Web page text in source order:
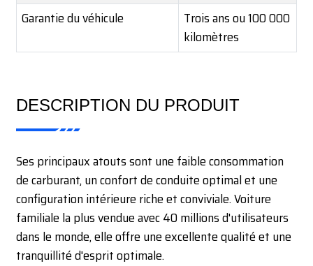
Garantie du véhicule
Trois ans ou 100 000
kilomètres
DESCRIPTION DU PRODUIT
Ses principaux atouts sont une faible consommation
de carburant, un confort de conduite optimal et une
configuration intérieure riche et conviviale. Voiture
familiale la plus vendue avec 40 millions d'utilisateurs
dans le monde, elle offre une excellente qualité et une
tranquillité d'esprit optimale.